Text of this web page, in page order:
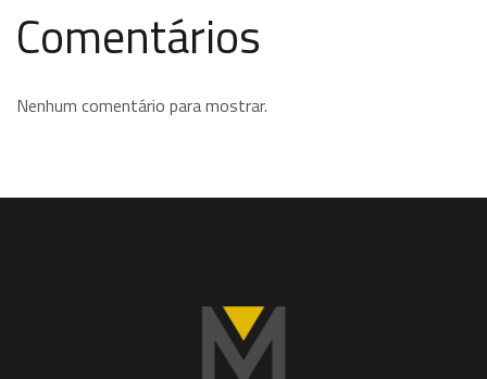
Comentários
Nenhum comentário para mostrar.